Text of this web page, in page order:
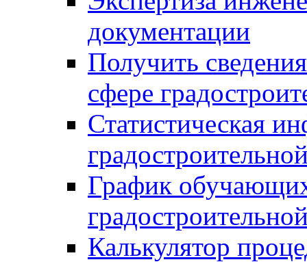
документации
Получить
сфере
Статистическая
График
Калькулятор